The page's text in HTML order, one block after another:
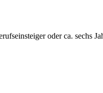
oder ca. sechs